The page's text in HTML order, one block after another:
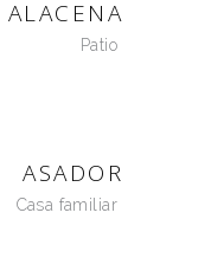
ALACENA
Patio
ASADOR
Casa familiar